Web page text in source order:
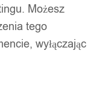
Możesz
tego
wyłączając